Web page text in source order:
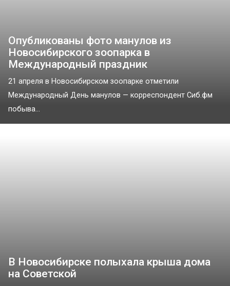
Опубликованы фото манулов из
Новосибирского зоопарка в
Международный праздник
21 апреля в Новосибирском зоопарке отметили
Международный День манулов — корреспондент Сиб.фм
побыва...
В Новосибирске полыхала крыша дома
на Советской